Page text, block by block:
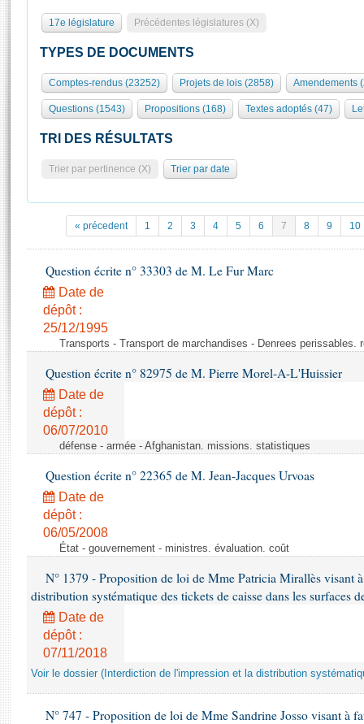
Présidence
577 députés
Groupes politiques
Séance publique
Commissions et autres organes
Europe et International
Pétitions
Projets de loi
Propositions de loi
Amendements
Textes adoptés
Rapports d'information
Rapports d'enquête
Rapports législatifs
Dossiers législatifs
Budget et sécurité sociale
Questions écrites et orales
Rôle et pouvoirs de l'Assemblée
Organisation de l'Assemblée
Présidence Conférence des Présidents Bureau Collège des
Statistiques et chiffres clés
Documents de référence
( Constitution | Règlement de l'Assemblée ... )
Histoire
Juniors
Anciennes législatures
Liens vers les sites publics
Visiter l'Assemblée
Visite virtuelle du palais Bourbon
Assister à une séance
La Bibliothèque
Contacts et plan d'accès
Photos libres de droit
17e législature Précédentes législatures (X)
TYPES DE DOCUMENTS
Comptes-rendus (23252) Projets de lois (2858) Amendements
Questions (1543) Propositions (168) Textes adoptés (47)
TRI DES RÉSULTATS
Trier par pertinence (X) Trier par date
« précedent 1 2 3 4 5 6 7 8 9 10
Question écrite n° 33303 de M. Le Fur Marc
Date de
dépôt :
25/12/1995
Transports - Transport de marchandises - Denrees perissables.
Question écrite n° 82975 de M. Pierre Morel-A-L'Huissier
Date de
dépôt :
06/07/2010
défense - armée - Afghanistan. missions. statistiques
Question écrite n° 22365 de M. Jean-Jacques Urvoas
Date de
dépôt :
06/05/2008
État - gouvernement - ministres. évaluation. coût
N° 1379 - Proposition de loi de Mme Patricia Mirallès visant
distribution systématique des tickets de caisse dans les surfaces
Date de
dépôt :
07/11/2018
Voir le dossier (Interdiction de l'impression et la distribution
N° 747 - Proposition de loi de Mme Sandrine Josso visant à